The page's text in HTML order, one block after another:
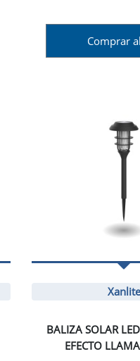
Comprar
Xanlite
BALIZA SOLAR
EFECTO